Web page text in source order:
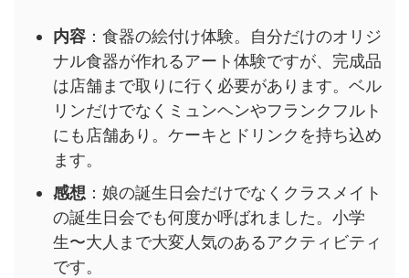
内容：食器の絵付け体験。自分だけのオリジ
ナル食器が作れるアート体験ですが、完成品
は店舗まで取りに行く必要があります。ベル
リンだけでなくミュンヘンやフランクフルト
にも店舗あり。ケーキとドリンクを持ち込め
ます。
感想：娘の誕生日会だけでなくクラスメイト
の誕生日会でも何度か呼ばれました。小学
生〜大人まで大変人気のあるアクティビティ
です。